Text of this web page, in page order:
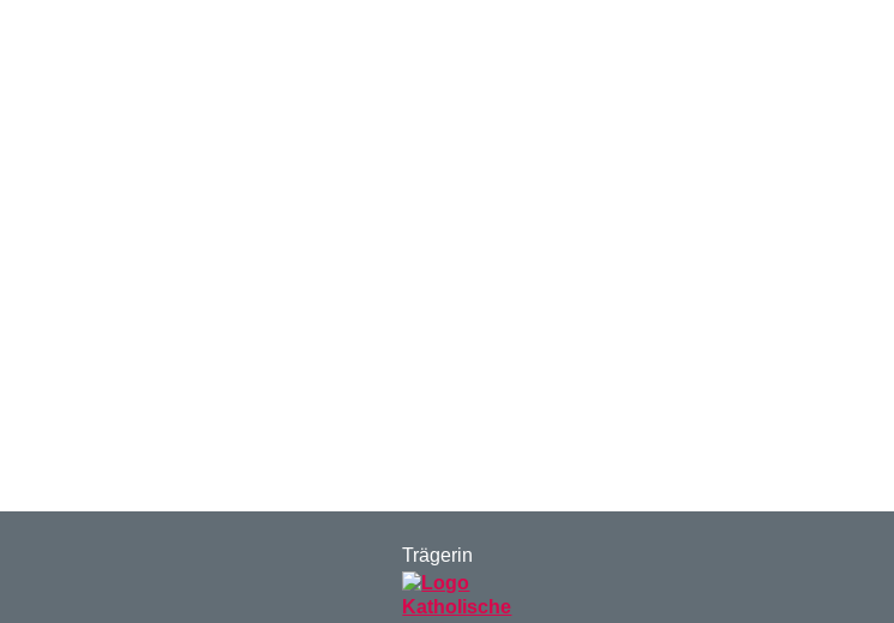
Trägerin